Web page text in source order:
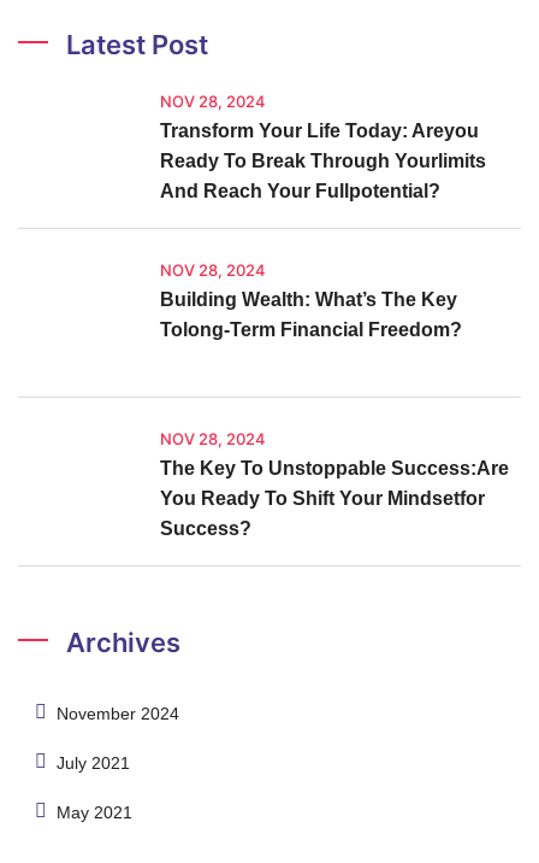
Latest Post
NOV 28, 2024
Transform Your Life Today: Areyou
Ready To Break Through Yourlimits
And Reach Your Fullpotential?
NOV 28, 2024
Building Wealth: What’s The Key
Tolong-Term Financial Freedom?
NOV 28, 2024
The Key To Unstoppable Success:Are
You Ready To Shift Your Mindsetfor
Success?
Archives
November 2024
July 2021
May 2021